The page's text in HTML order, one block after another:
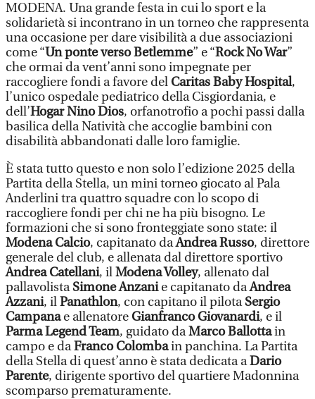
MODENA. Una grande festa in cui lo sport e la
solidarietà si incontrano in un torneo che rappresenta
una occasione per dare visibilità a due associazioni
come “Un ponte verso Betlemme” e “Rock No War”
che ormai da vent’anni sono impegnate per
raccogliere fondi a favore del Caritas Baby Hospital,
l’unico ospedale pediatrico della Cisgiordania, e
dell’Hogar Nino Dios, orfanotrofio a pochi passi dalla
basilica della Natività che accoglie bambini con
disabilità abbandonati dalle loro famiglie.
È stata tutto questo e non solo l’edizione 2025 della
Partita della Stella, un mini torneo giocato al Pala
Anderlini tra quattro squadre con lo scopo di
raccogliere fondi per chi ne ha più bisogno. Le
formazioni che si sono fronteggiate sono state: il
Modena Calcio, capitanato daAndrea Russo, direttore
generale del club, e allenata dal direttore sportivo
Andrea Catellani, ilModena Volley, allenato dal
pallavolistaSimone Anzanie capitanato daAndrea
Azzani, ilPanathlon, con capitano il pilotaSergio
Campanae allenatoreGianfranco Giovanardi, e il
Parma Legend Team, guidato daMarco Ballottain
campo e daFranco Colombain panchina. La Partita
della Stella di quest’anno è stata dedicata aDario
Parente, dirigente sportivo del quartiere Madonnina
scomparso prematuramente.